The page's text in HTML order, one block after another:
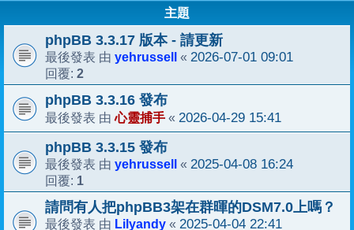
主題
phpBB 3.3.17 版本 - 請更新
最後發表 由 yehrussell « 2026-07-01 09:01
回覆: 2
phpBB 3.3.16 發布
最後發表 由心靈捕手 « 2026-04-29 15:41
phpBB 3.3.15 發布
最後發表 由 yehrussell « 2025-04-08 16:24
回覆: 1
請問有人把phpBB3架在群暉的DSM7.0上嗎？
最後發表 由 Lilyandy « 2025-04-04 22:41